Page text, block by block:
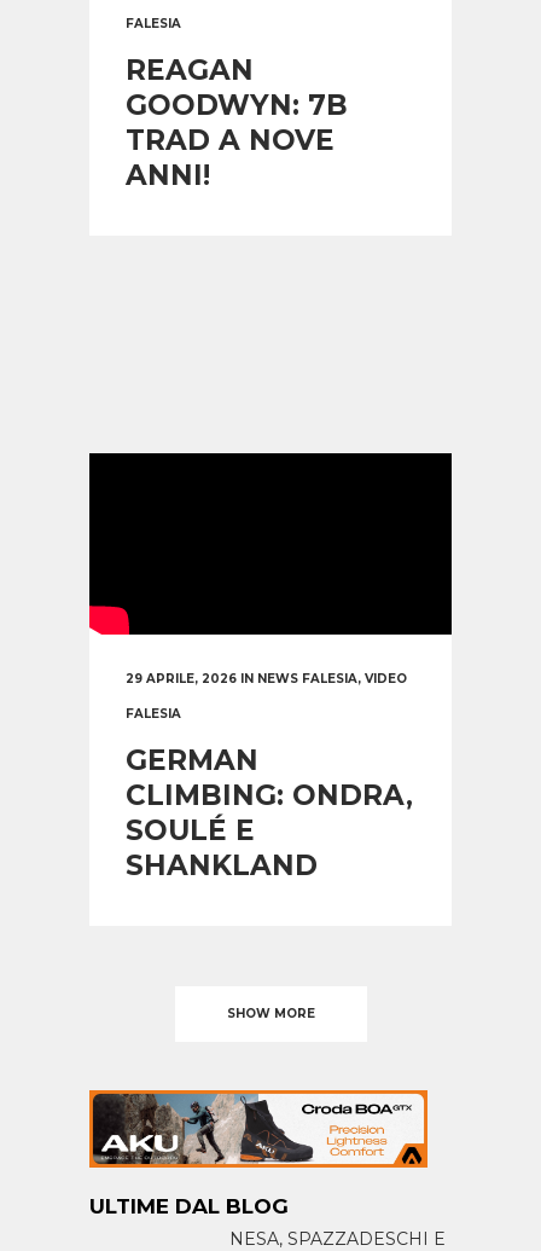
FALESIA
REAGAN
GOODWYN: 7B
TRAD A NOVE
ANNI!
29 APRILE, 2026 IN NEWS FALESIA, VIDEO
FALESIA
GERMAN
CLIMBING: ONDRA,
SOULÉ E
SHANKLAND
SHOW MORE
ULTIME DAL BLOG
NESA, SPAZZADESCHI E